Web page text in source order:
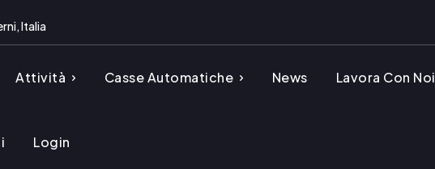
Italia
Attività Casse Automatiche News Lavora Con Noi
Login